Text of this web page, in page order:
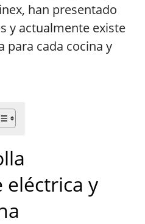
han presentado
y actualmente existe
para cada cocina y
y